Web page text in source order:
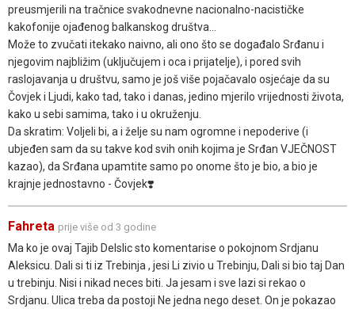
preusmjerili na tračnice svakodnevne nacionalno-nacističke
kakofonije ojađenog balkanskog društva…
Može to zvučati itekako naivno, ali ono što se događalo Srđanu i
njegovim najbližim (uključujem i oca i prijatelje), i pored svih
raslojavanja u društvu, samo je još više pojačavalo osjećaje da su
Čovjek i Ljudi, kako tad, tako i danas, jedino mjerilo vrijednosti života,
kako u sebi samima, tako i u okruženju.
Da skratim: Voljeli bi, a i želje su nam ogromne i nepoderive (i
ubjeđen sam da su takve kod svih onih kojima je Srđan VJEČNOST
kazao), da Srđana upamtite samo po onome što je bio, a bio je
krajnje jednostavno - Čovjek❣️
Fahreta prije više od 3 godine
Ma ko je ovaj Tajib Delslic sto komentarise o pokojnom Srdjanu
Aleksicu. Dali si ti iz Trebinja , jesi Li zivio u Trebinju, Dali si bio taj Dan
u trebinju. Nisi i nikad neces biti. Ja jesam i sve lazi si rekao o
Srdjanu. Ulica treba da postoji Ne jedna nego deset. On je pokazao